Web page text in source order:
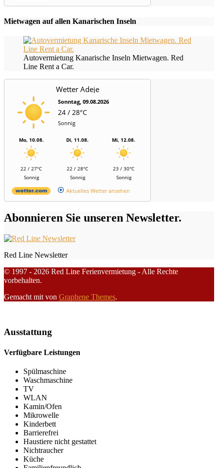
Mietwagen auf allen Kanarischen Inseln
Autovermietung Kanarische Inseln Mietwagen. Red
Line Rent a Car.
Wetter Adeje
Sonntag, 09.08.2026
24 / 28°C
Sonnig
Mo, 10.08.
22 / 27°C
Sonnig
Di, 11.08.
22 / 28°C
Sonnig
Mi, 12.08.
23 / 30°C
Sonnig
Aktuelles Wetter ansehen
Abonnieren Sie unseren Newsletter.
Red Line Newsletter
© 1997 - 2026 Red Line Ferienvermietung - Alle Rechte
vorbehalten.
Gemacht mit von Graphene Themes.
Ausstattung
Verfügbare Leistungen
Spülmaschine
Waschmaschine
TV
WLAN
Kamin/Ofen
Mikrowelle
Kinderbett
Barrierefrei
Haustiere nicht gestattet
Nichtraucher
Küche